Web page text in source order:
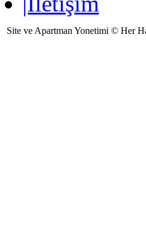
Site ve Apartman Yonetimi © Her